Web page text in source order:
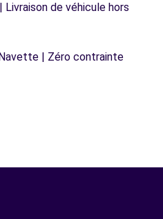
de véhicule hors
| Zéro contrainte